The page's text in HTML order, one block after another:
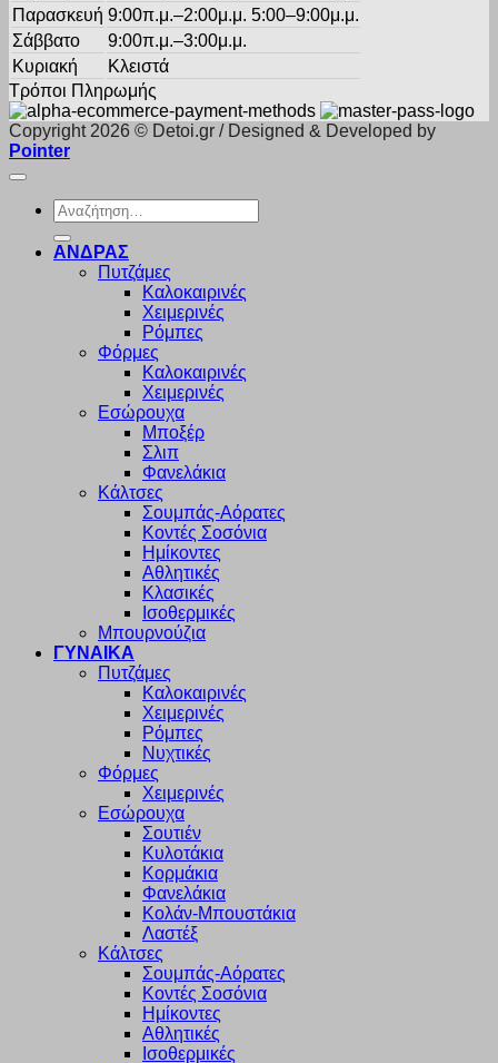
Παρασκευή 9:00π.μ.–2:00μ.μ. 5:00–9:00μ.μ.
Σάββατο
9:00π.μ.–3:00μ.μ.
Κυριακή
Κλειστά
Τρόποι Πληρωμής
Copyright 2026 © Detoi.gr / Designed & Developed by
Pointer
Αναζήτηση
για:
ΑΝΔΡΑΣ
Πυτζάμες
Καλοκαιρινές
Χειμερινές
Ρόμπες
Φόρμες
Καλοκαιρινές
Χειμερινές
Εσώρουχα
Μποξέρ
Σλιπ
Φανελάκια
Κάλτσες
Σουμπάς-Αόρατες
Κοντές Σοσόνια
Ημίκοντες
Αθλητικές
Κλασικές
Ισοθερμικές
Μπουρνούζια
ΓΥΝΑΙΚΑ
Πυτζάμες
Καλοκαιρινές
Χειμερινές
Ρόμπες
Νυχτικές
Φόρμες
Χειμερινές
Εσώρουχα
Σουτιέν
Κυλοτάκια
Κορμάκια
Φανελάκια
Κολάν-Μπουστάκια
Λαστέξ
Κάλτσες
Σουμπάς-Αόρατες
Κοντές Σοσόνια
Ημίκοντες
Αθλητικές
Ισοθερμικές